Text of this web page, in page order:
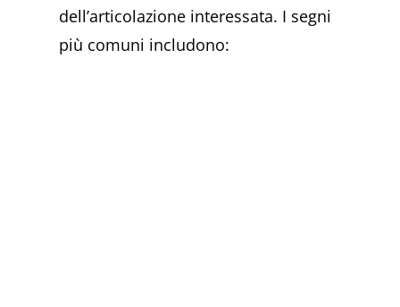
dell’articolazione interessata. I segni
più comuni includono: